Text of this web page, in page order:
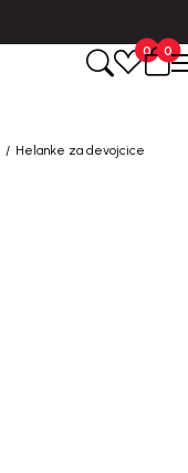
0
0
Helanke za devojcice